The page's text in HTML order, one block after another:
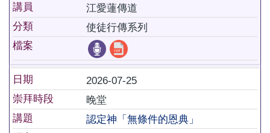
講員
江愛蓮傳道
分類
使徒行傳系列
檔案
日期
2026-07-25
崇拜時段
晚堂
講題
認定神「無條件的恩典」